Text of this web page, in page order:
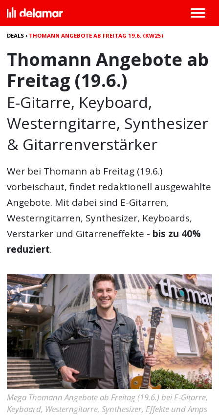
DEALS › THOMANN ANGEBOTE AB FREITAG 19.6. (KW25)
Thomann Angebote ab
Freitag (19.6.)
E-Gitarre, Keyboard,
Westerngitarre, Synthesizer
& Gitarrenverstärker
Wer bei Thomann ab Freitag (19.6.)
vorbeischaut, findet redaktionell ausgewählte
Angebote. Mit dabei sind E-Gitarren,
Westerngitarren, Synthesizer, Keyboards,
Verstärker und Gitarreneffekte - bis zu 40%
reduziert.
Mega Thomann Angebote ab Freitag (19.6.) bei E-Gitarre,
Keyboard, Westerngitarre, Synthesizer, Effekte und Amps